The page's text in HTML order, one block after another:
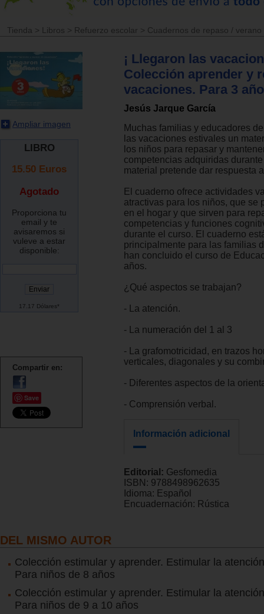
Tienda > Libros > Refuerzo escolar > Cuadernos de repaso / verano
Ampliar imagen
LIBRO
15.50 Euros
Agotado
Proporciona tu
email y te
avisaremos si
vuleve a estar
disponible:
17.17 Dólares*
Compartir en:
Save
¡ Llegaron las
Colección aprender y
vacaciones. Para 3
Jesús Jarque García
Muchas familias y educadores
las vacaciones estivales un
los niños para repasar y
competencias adquiridas
material pretende dar respuesta
El cuaderno ofrece actividades
atractivas para los niños, que se
en el hogar y que sirven para
competencias y funciones
durante el curso. El cuaderno
principalmente para las familias
han concluido el curso de
años.
¿Qué aspectos se trabajan?
- La atención.
- La numeración del 1 al 3
- La grafomotricidad, en trazos
verticales, diagonales y su
- Diferentes aspectos de la
- Comprensión verbal.
Información adicional
Editorial: Gesfomedia
ISBN: 9788498962635
Idioma: Español
Encuadernación: Rústica
DEL MISMO AUTOR
Colección estimular y aprender. Estimular la
Para niños de 8 años
Colección estimular y aprender. Estimular la
Para niños de 9 a 10 años